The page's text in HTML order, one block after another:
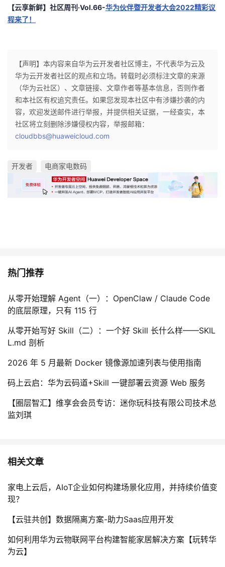
【云享新鲜】社区周刊·Vol.66-华为伙伴暨开发者大会2022精彩议
程来了！
【声明】本内容来自华为云开发者社区博主，不代表华为云及
华为云开发者社区的观点和立场。转载时必须标注文章的来源
（华为云社区）、文章链接、文章作者等基本信息，否则作者
和本社区有权追究责任。如果您发现本社区中有涉嫌抄袭的内
容，欢迎发送邮件进行举报，并提供相关证据，一经查实，本
社区将立刻删除涉嫌侵权内容，举报邮箱：
cloudbbs@huaweicloud.com
开发者 电商家电数码
热门推荐
从零开始理解 Agent（一）：OpenClaw / Claude Code
的底层原理，只有 115 行
从零开始写好 Skill（二）：一个好 Skill 长什么样——SKIL
L.md 剖析
2026 年 5 月最新 Docker 镜像源加速列表与使用指南
码上云启：华为云码道+Skill 一键部署云资源 Web 服务
【圈层智汇】维享会会员专访：迷你玩科技有限公司技术总
监刘琪
相关文章
家电上云后，AIoT企业如何构建场景化应用，并持续价值变
现？
【云驻共创】数据隔离方案-助力Saas应用开发
如何利用华为云物联网平台构建智能家居解决方案【玩转华
为云】